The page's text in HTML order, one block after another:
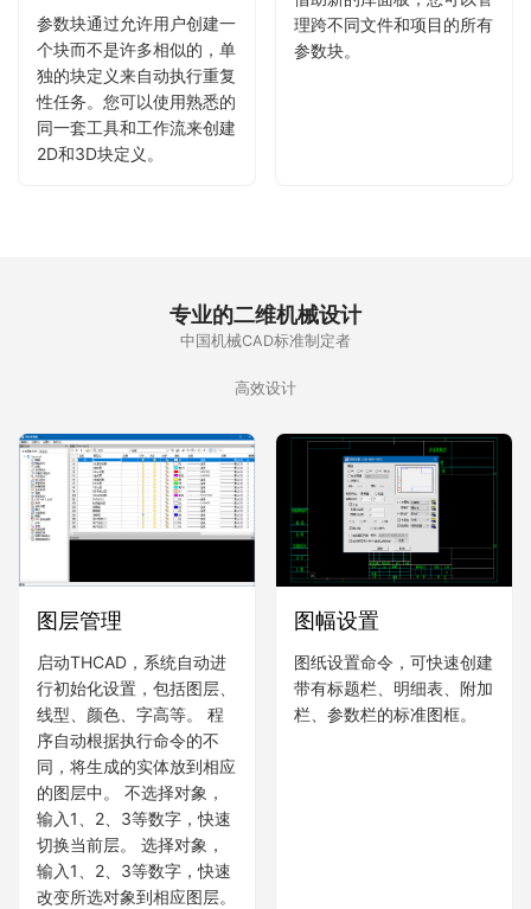
参数块通过允许用户创建一
个块而不是许多相似的，单
独的块定义来自动执行重复
性任务。您可以使用熟悉的
同一套工具和工作流来创建
2D和3D块定义。
理跨不同文件和项目的所有
参数块。
专业的二维机械设计
中国机械CAD标准制定者
高效设计
图层管理
启动THCAD，系统自动进
行初始化设置，包括图层、
线型、颜色、字高等。 程
序自动根据执行命令的不
同，将生成的实体放到相应
的图层中。 不选择对象，
输入1、2、3等数字，快速
切换当前层。 选择对象，
输入1、2、3等数字，快速
改变所选对象到相应图层。
图幅设置
图纸设置命令，可快速创建
带有标题栏、明细表、附加
栏、参数栏的标准图框。